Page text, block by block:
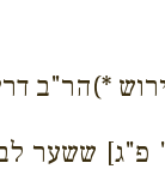
*)הר"ב
ששער